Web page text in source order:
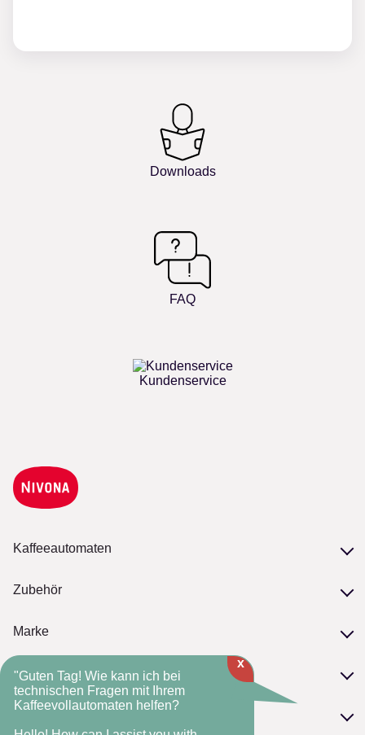
Downloads
FAQ
Kundenservice
Kaffeeautomaten
Unsere Serien
Zubehör
Marke
NIVONA-Standards
Die NIVONA-Historie
Fachhandelsmarke
Service
Serviceversprechen
Kontakt
FAQ
"Guten Tag! Wie kann ich bei
technischen Fragen mit Ihrem
Kaffeevollautomaten helfen?
x